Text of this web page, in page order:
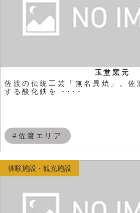
玉堂窯元
佐渡の伝統工芸「無名異焼」。佐
する酸化鉄を ････
#佐渡エリア
体験施設・観光施設